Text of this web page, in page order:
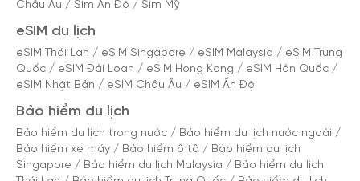
Châu Âu / Sim Ấn Độ / Sim Mỹ
eSIM du lịch
eSIM Thái Lan / eSIM Singapore / eSIM Malaysia / eSIM Trung
Quốc / eSIM Đài Loan / eSIM Hong Kong / eSIM Hàn Quốc /
eSIM Nhật Bản / eSIM Châu Âu / eSIM Ấn Độ
Bảo hiểm du lịch
Bảo hiểm du lịch trong nước / Bảo hiểm du lịch nước ngoài /
Bảo hiểm xe máy / Bảo hiểm ô tô / Bảo hiểm du lịch
Singapore / Bảo hiểm du lịch Malaysia / Bảo hiểm du lịch